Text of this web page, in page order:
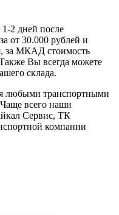
1-2 дней после
от 30.000 рублей и
за МКАД стоимость
Вы всегда можете
склада.
любыми транспортными
всего наши
Сервис, ТК
компании